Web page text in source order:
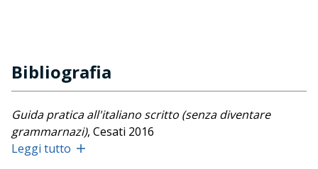
Bibliografia
Guida pratica all'italiano scritto (senza diventare
grammarnazi), Cesati 2016
Social-linguistica. Italiano e italiani dei social network
Leggi tutto